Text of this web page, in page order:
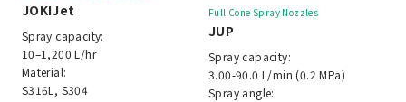
JOKIJet
Spray capacity:
10–1,200 L/hr
Material:
S316L, S304
Full Cone Spray Nozzles
JUP
Spray capacity:
3.00-90.0 L/min (0.2 MPa)
Spray angle: